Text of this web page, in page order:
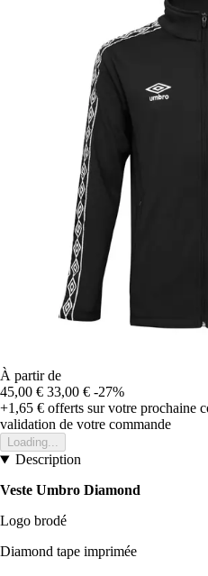
À partir de
45,00 € 33,00 € -27%
+1,65 € offerts sur votre prochaine
validation de votre commande
Loading...
Description
Veste Umbro Diamond
Logo brodé
Diamond tape imprimée